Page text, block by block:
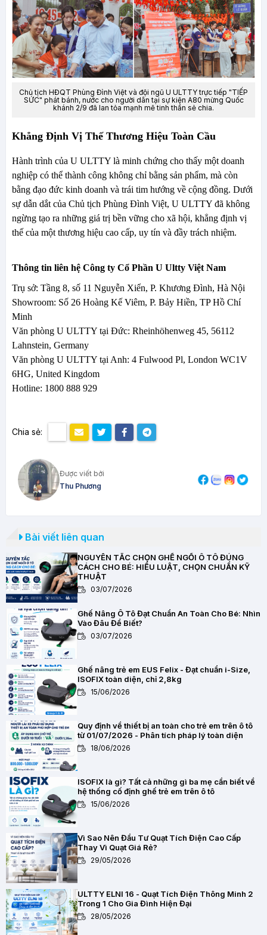
Chủ tịch HĐQT Phùng Đình Việt và đội ngũ U ULTTY trực tiếp "TIẾP
SỨC" phát bánh, nước cho người dân tại sự kiện A80 mừng Quốc
khánh 2/9 đã lan tỏa mạnh mẽ tinh thần sẻ chia.
Khẳng Định Vị Thế Thương Hiệu Toàn Cầu
Hành trình của U ULTTY là minh chứng cho thấy một doanh
nghiệp có thể thành công không chỉ bằng sản phẩm, mà còn
bằng đạo đức kinh doanh và trái tim hướng về cộng đồng. Dưới
sự dẫn dắt của Chủ tịch Phùng Đình Việt, U ULTTY đã không
ngừng tạo ra những giá trị bền vững cho xã hội, khẳng định vị
thế của một thương hiệu cao cấp, uy tín và đầy trách nhiệm.
Thông tin liên hệ Công ty Cổ Phần U Ultty Việt Nam
Trụ sở: Tầng 8, số 11 Nguyễn Xiển, P. Khương Đình, Hà Nội
Showroom: Số 26 Hoàng Kế Viêm, P. Bảy Hiền, TP Hồ Chí
Minh
Văn phòng U ULTTY tại Đức: Rheinhöhenweg 45, 56112
Lahnstein, Germany
Văn phòng U ULTTY tại Anh: 4 Fulwood Pl, London WC1V
6HG, United Kingdom
Hotline: 1800 888 929
Chia sẻ:
Được viết bởi
Thu Phương
Bài viết liên quan
NGUYÊN TẮC CHỌN GHẾ NGỒI Ô TÔ ĐÚNG
CÁCH CHO BÉ: HIỂU LUẬT, CHỌN CHUẨN KỸ
THUẬT
03/07/2026
Ghế Nâng Ô Tô Đạt Chuẩn An Toàn Cho Bé: Nhìn
Vào Đâu Để Biết?
03/07/2026
Ghế nâng trẻ em EUS Felix - Đạt chuẩn i-Size,
ISOFIX toàn diện, chỉ 2,8kg
15/06/2026
Quy định về thiết bị an toàn cho trẻ em trên ô tô
từ 01/07/2026 - Phân tích pháp lý toàn diện
18/06/2026
ISOFIX là gì? Tất cả những gì ba mẹ cần biết về
hệ thống cố định ghế trẻ em trên ô tô
15/06/2026
Vì Sao Nên Đầu Tư Quạt Tích Điện Cao Cấp
Thay Vì Quạt Giá Rẻ?
29/05/2026
ULTTY ELNI 16 - Quạt Tích Điện Thông Minh 2
Trong 1 Cho Gia Đình Hiện Đại
28/05/2026